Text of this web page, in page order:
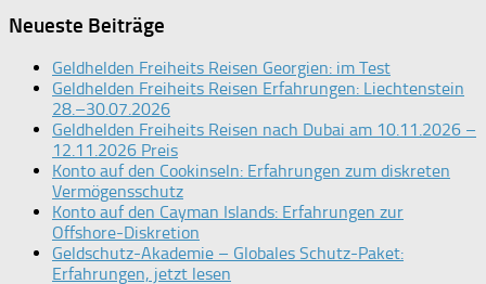
Neueste Beiträge
Geldhelden Freiheits Reisen Georgien: im Test
Geldhelden Freiheits Reisen Erfahrungen: Liechtenstein
28.–30.07.2026
Geldhelden Freiheits Reisen nach Dubai am 10.11.2026 –
12.11.2026 Preis
Konto auf den Cookinseln: Erfahrungen zum diskreten
Vermögensschutz
Konto auf den Cayman Islands: Erfahrungen zur
Offshore-Diskretion
Geldschutz-Akademie – Globales Schutz-Paket:
Erfahrungen, jetzt lesen